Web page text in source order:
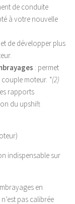
de conduite
à votre nouvelle
de développer plus
: permet
moteur. *(2)
rapports
du upshift
indispensable sur
en
pas calibrée